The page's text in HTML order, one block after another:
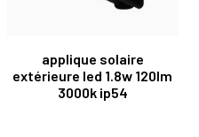
applique solaire
extérieure led 1.8w 120lm
3000k ip54